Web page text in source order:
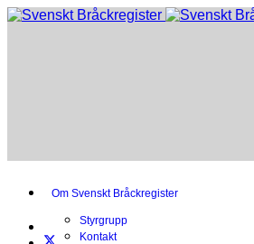
Om Svenskt Bråckregister
Styrgrupp
Kontakt